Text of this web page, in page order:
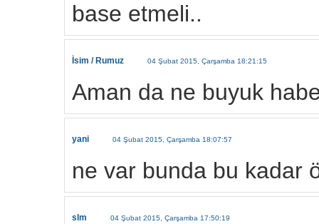
base etmeli..
İsim / Rumuz 04 Şubat 2015, Çarşamba 18:21:15
Aman da ne buyuk
yani 04 Şubat 2015, Çarşamba 18:07:57
ne var bunda bu kadar
slm 04 Şubat 2015, Çarşamba 17:50:19